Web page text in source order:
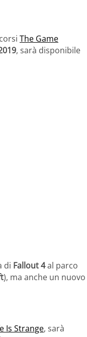
The Game
, sarà disponibile
di Fallout 4al parco
), ma anche un nuovo
Is Strange, sarà